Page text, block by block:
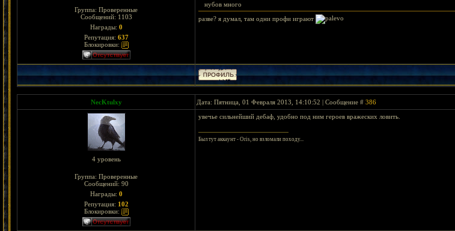
Группа: Проверенные
Сообщений: 1103
Награды: 0
Репутация: 637
Блокировки:
нубов много
разве? я думал, там одни профи играют
NecKtulxy Дата: Пятница, 01 Февраля 2013, 14:10:52 | Сообщение # 386
4 уровень
Группа: Проверенные
Сообщений: 90
Награды: 0
Репутация: 102
Блокировки:
увечье сильнейший дебаф, удобно под ним героев вражеских ловить.
Был тут аккаунт - Oris, но взломали походу...